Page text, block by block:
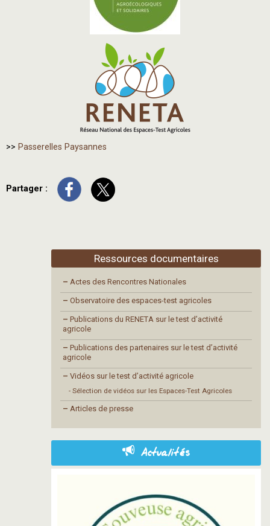
>> Passerelles Paysannes
Partager :
Ressources documentaires
– Actes des Rencontres Nationales
– Observatoire des espaces-test agricoles
– Publications du RENETA sur le test d’activité
agricole
– Publications des partenaires sur le test d’activité
agricole
– Vidéos sur le test d’activité agricole
- Sélection de vidéos sur les Espaces-Test Agricoles
– Articles de presse
Actualités